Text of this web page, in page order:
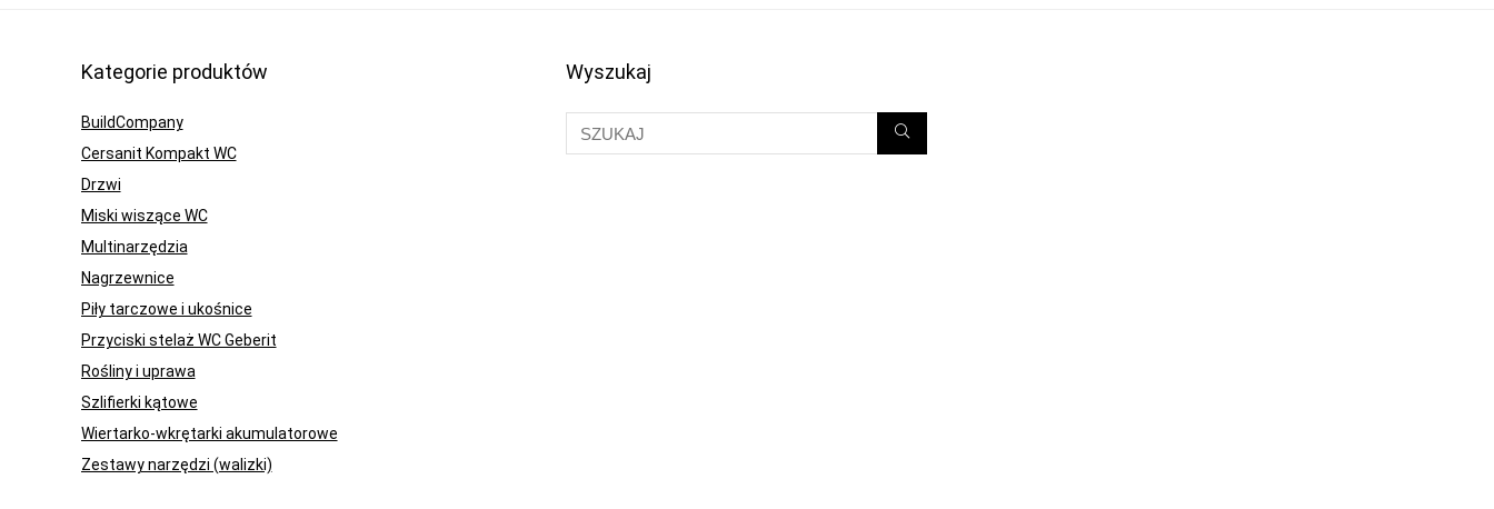
Kategorie produktów
BuildCompany
Cersanit Kompakt WC
Drzwi
Miski wiszące WC
Multinarzędzia
Nagrzewnice
Piły tarczowe i ukośnice
Przyciski stelaż WC Geberit
Rośliny i uprawa
Szlifierki kątowe
Wiertarko-wkrętarki akumulatorowe
Zestawy narzędzi (walizki)
Wyszukaj